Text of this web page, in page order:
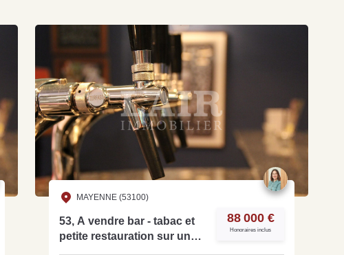
MAYENNE (53100)
53, A vendre bar - tabac et
petite restauration sur un
88 000 €
Honoraires inclus